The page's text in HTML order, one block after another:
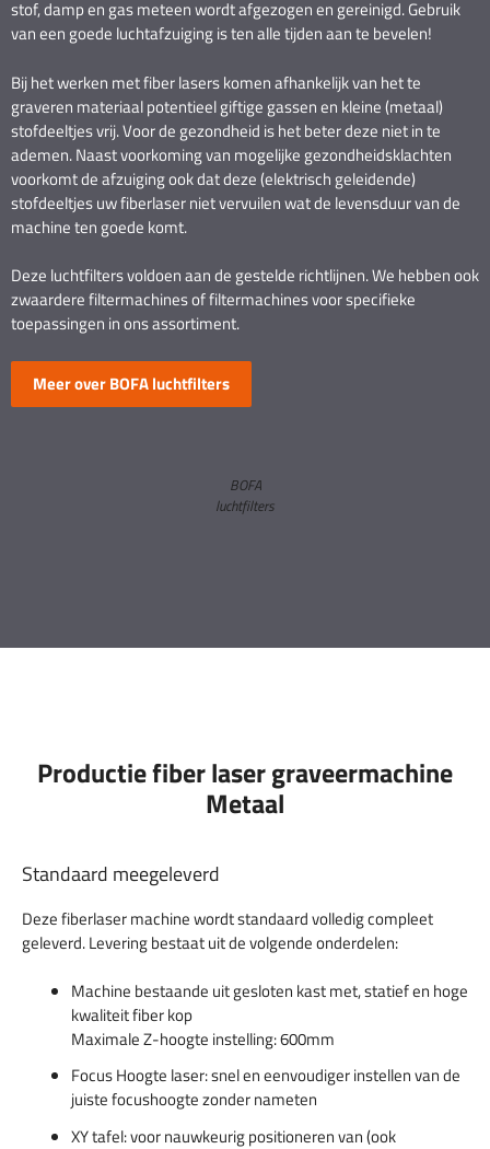
stof, damp en gas meteen wordt afgezogen en gereinigd. Gebruik
van een goede luchtafzuiging is ten alle tijden aan te bevelen!
Bij het werken met fiber lasers komen afhankelijk van het te
graveren materiaal potentieel giftige gassen en kleine (metaal)
stofdeeltjes vrij. Voor de gezondheid is het beter deze niet in te
ademen. Naast voorkoming van mogelijke gezondheidsklachten
voorkomt de afzuiging ook dat deze (elektrisch geleidende)
stofdeeltjes uw fiberlaser niet vervuilen wat de levensduur van de
machine ten goede komt.
Deze luchtfilters voldoen aan de gestelde richtlijnen. We hebben ook
zwaardere filtermachines of filtermachines voor specifieke
toepassingen in ons assortiment.
Meer over BOFA luchtfilters
BOFA
luchtfilters
Productie fiber laser graveermachine
Metaal
Standaard meegeleverd
Deze fiberlaser machine wordt standaard volledig compleet
geleverd. Levering bestaat uit de volgende onderdelen:
Machine bestaande uit gesloten kast met, statief en hoge
kwaliteit fiber kop
Maximale Z-hoogte instelling: 600mm
Focus Hoogte laser: snel en eenvoudiger instellen van de
juiste focushoogte zonder nameten
XY tafel: voor nauwkeurig positioneren van (ook